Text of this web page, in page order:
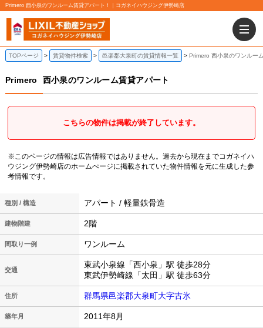
Primero 西小泉のワンルーム賃貸アパート！｜コガネイハウジング伊勢崎店
TOPページ 賃貸物件検索 邑楽郡大泉町の賃貸情報一覧 Primero 西小泉のワンルー
Primero 西小泉のワンルーム賃貸アパート
こちらの物件は掲載が終了しています。
※このページの情報は広告情報ではありません。過去から現在までコガネイハ
ウジング伊勢崎店のホームぺージに掲載されていた物件情報を元に生成した参
考情報です。
種別 / 構造 アパート / 軽量鉄骨造
建物階建 2階
間取り一例 ワンルーム
交通
東武小泉線「西小泉」駅 徒歩28分
東武伊勢崎線「太田」駅 徒歩63分
住所 群馬県邑楽郡大泉町大字古氷
築年月 2011年8月